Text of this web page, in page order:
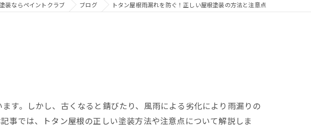
装ならペイントクラブ ブログ トタン屋根雨漏れを防ぐ！正しい屋根塗装の方法と注意点
す。しかし、古くなると錆びたり、風雨による劣化により雨漏りの
事では、トタン屋根の正しい塗装方法や注意点について解説しま